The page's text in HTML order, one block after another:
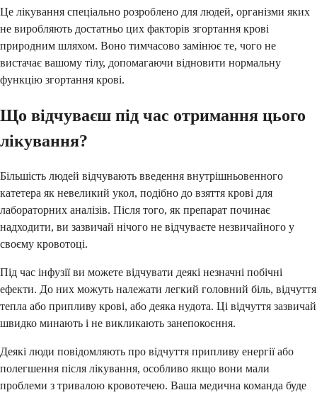
Це лікування спеціально розроблено для людей, організми яких
не виробляють достатньо цих факторів згортання крові
природним шляхом. Воно тимчасово замінює те, чого не
вистачає вашому тілу, допомагаючи відновити нормальну
функцію згортання крові.
Що відчуваєш під час отримання цього
лікування?
Більшість людей відчувають введення внутрішньовенного
катетера як невеликий укол, подібно до взяття крові для
лабораторних аналізів. Після того, як препарат починає
надходити, ви зазвичай нічого не відчуваєте незвичайного у
своєму кровотоці.
Під час інфузії ви можете відчувати деякі незначні побічні
ефекти. До них можуть належати легкий головний біль, відчуття
тепла або припливу крові, або деяка нудота. Ці відчуття зазвичай
швидко минають і не викликають занепокоєння.
Деякі люди повідомляють про відчуття припливу енергії або
полегшення після лікування, особливо якщо вони мали
проблеми з тривалою кровотечею. Ваша медична команда буде